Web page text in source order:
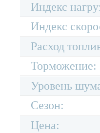
Индекс
Индекс
Расход
Торможение:
Уровень
Сезон:
Цена: